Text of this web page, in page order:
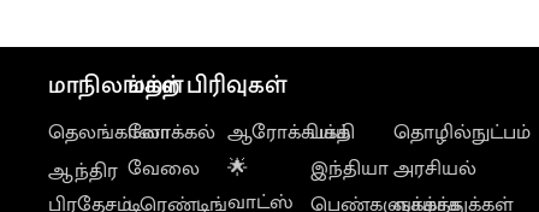
மாநிலங்கள்
தெலங்கானா
ஆந்திர
பிரதேசம்
மற்ற பிரிவுகள்
லோக்கல்
வேலை
டிரெண்டிங்
ஆரோக்கியம்
🌟
வாட்ஸ்
பக்தி
இந்தியா
பெண்களுக்காக
தொழில்நுட்பம்
அரசியல்
வாழ்த்துக்கள்